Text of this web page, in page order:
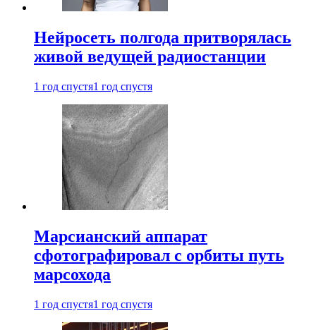
Нейросеть полгода притворялась
живой ведущей радиостанции
1 год спустя1 год спустя
Марсианский аппарат
сфотографировал с орбиты путь
марсохода
1 год спустя1 год спустя